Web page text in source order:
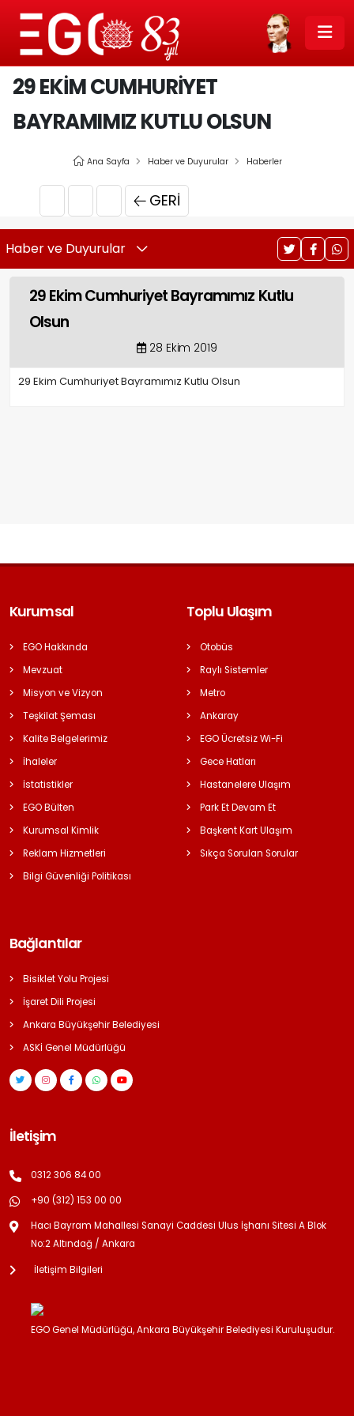
29 EKIM CUMHURIYET
BAYRAMIMIZ KUTLU OLSUN
Ana Sayfa Haber ve Duyurular Haberler
GERI
Haber ve Duyurular
29 Ekim Cumhuriyet Bayramımız Kutlu
Olsun
28 Ekim 2019
29 Ekim Cumhuriyet Bayramımız Kutlu Olsun
Kurumsal
EGO Hakkında
Mevzuat
Misyon ve Vizyon
Teşkilat Şeması
Kalite Belgelerimiz
İhaleler
İstatistikler
EGO Bülten
Kurumsal Kimlik
Reklam Hizmetleri
Bilgi Güvenliği Politikası
Toplu Ulaşım
Otobüs
Raylı Sistemler
Metro
Ankaray
EGO Ücretsiz Wi-Fi
Gece Hatları
Hastanelere Ulaşım
Park Et Devam Et
Başkent Kart Ulaşım
Sıkça Sorulan Sorular
Bağlantılar
Bisiklet Yolu Projesi
İşaret Dili Projesi
Ankara Büyükşehir Belediyesi
ASKİ Genel Müdürlüğü
İletişim
0312 306 84 00
+90 (312) 153 00 00
Hacı Bayram Mahallesi Sanayi Caddesi Ulus İşhanı Sitesi A Blok
No:2 Altındağ / Ankara
İletişim Bilgileri
EGO Genel Müdürlüğü, Ankara Büyükşehir Belediyesi Kuruluşudur.